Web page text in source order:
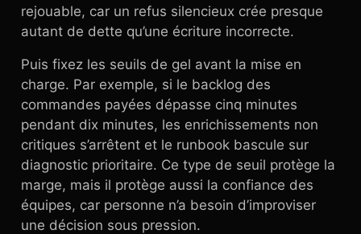
rejouable, car un refus silencieux crée presque
autant de dette qu’une écriture incorrecte.
Puis fixez les seuils de gel avant la mise en
charge. Par exemple, si le backlog des
commandes payées dépasse cinq minutes
pendant dix minutes, les enrichissements non
critiques s’arrêtent et le runbook bascule sur
diagnostic prioritaire. Ce type de seuil protège la
marge, mais il protège aussi la confiance des
équipes, car personne n’a besoin d’improviser
une décision sous pression.